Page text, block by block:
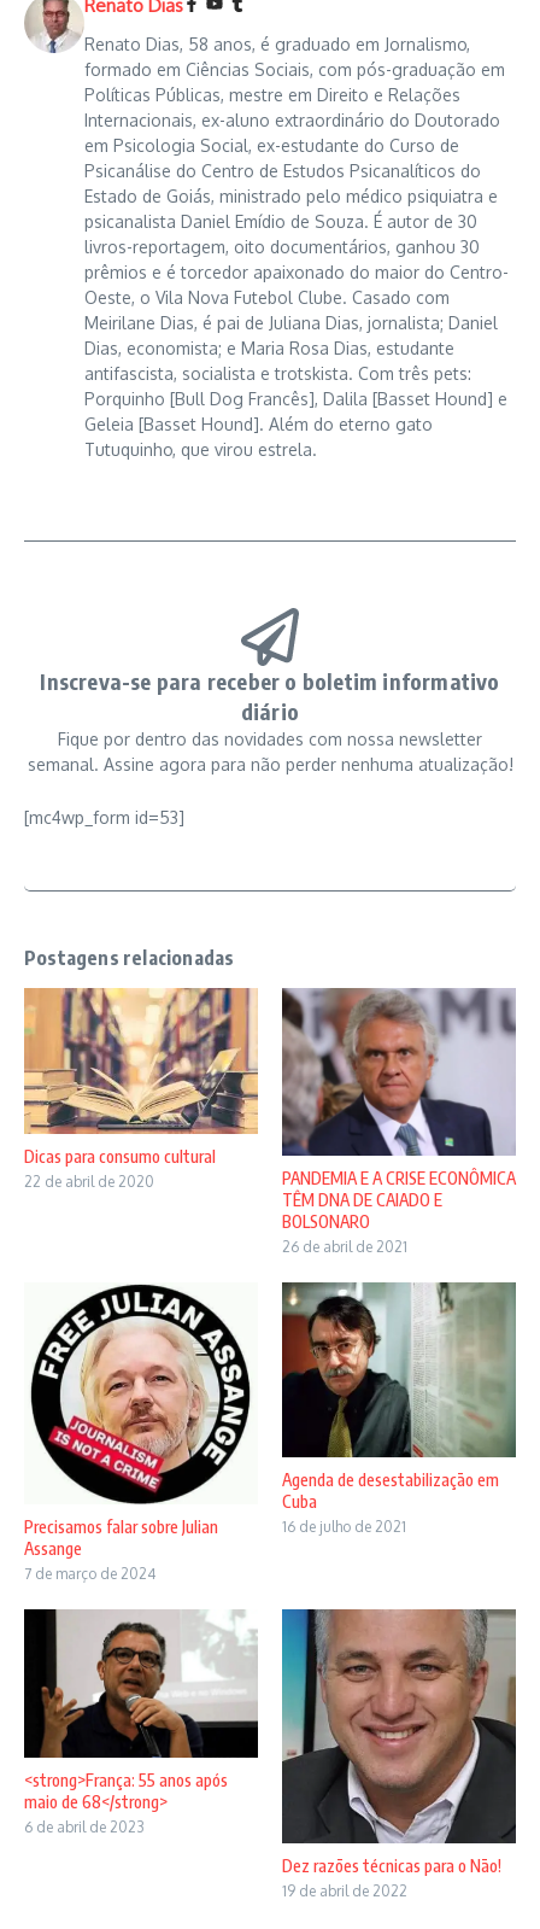
Renato Dias
Renato Dias, 58 anos, é graduado em Jornalismo,
formado em Ciências Sociais, com pós-graduação em
Políticas Públicas, mestre em Direito e Relações
Internacionais, ex-aluno extraordinário do Doutorado
em Psicologia Social, ex-estudante do Curso de
Psicanálise do Centro de Estudos Psicanalíticos do
Estado de Goiás, ministrado pelo médico psiquiatra e
psicanalista Daniel Emídio de Souza. É autor de 30
livros-reportagem, oito documentários, ganhou 30
prêmios e é torcedor apaixonado do maior do Centro-
Oeste, o Vila Nova Futebol Clube. Casado com
Meirilane Dias, é pai de Juliana Dias, jornalista; Daniel
Dias, economista; e Maria Rosa Dias, estudante
antifascista, socialista e trotskista. Com três pets:
Porquinho [Bull Dog Francês], Dalila [Basset Hound] e
Geleia [Basset Hound]. Além do eterno gato
Tutuquinho, que virou estrela.
Inscreva-se para receber o boletim informativo
diário
Fique por dentro das novidades com nossa newsletter
semanal. Assine agora para não perder nenhuma atualização!
[mc4wp_form id=53]
Postagens relacionadas
Dicas para consumo cultural
22 de abril de 2020
PANDEMIA E A CRISE ECONÔMICA
TÊM DNA DE CAIADO E
BOLSONARO
26 de abril de 2021
Precisamos falar sobre Julian
Assange
7 de março de 2024
Agenda de desestabilização em
Cuba
16 de julho de 2021
<strong>França: 55 anos após
maio de 68</strong>
6 de abril de 2023
Dez razões técnicas para o Não!
19 de abril de 2022